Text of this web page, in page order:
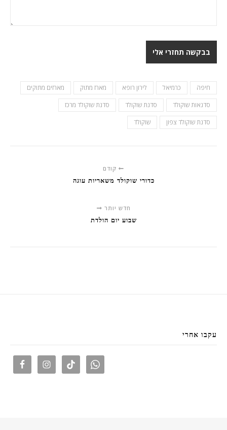
חיפה כרמיאל לירון רופא מארז מתוק
מארזים מתוקים
סדנאות שוקולד
סדנת שוקולד
סדנת שוקולד מרכז
סדנת שוקולד צפון
שוקולד
קודם
כדורי שוקולד משאריות עוגה
חדש יותר
שבוע יום הולדת
עקבו אחרי